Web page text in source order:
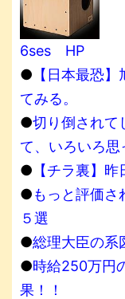
6ses HP
● 【日本最恐
てみる。
●切り倒されて
て、いろいろ思
● 【チラ裏】昨
●もっと評価
５選
●総理大臣の系
●時給250万円
果！！